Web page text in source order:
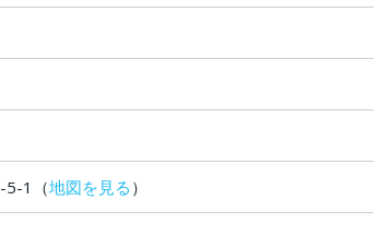
5-1（地図を見る ）